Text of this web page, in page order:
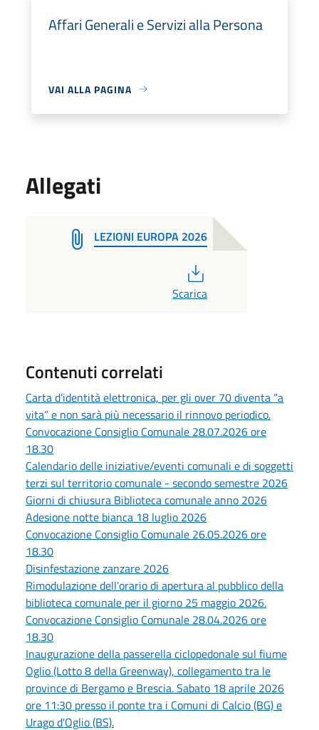
Affari Generali e Servizi alla Persona
VAI ALLA PAGINA
Allegati
LEZIONI EUROPA 2026
Scarica
Contenuti correlati
Carta d’identità elettronica, per gli over 70 diventa “a
vita” e non sarà più necessario il rinnovo periodico.
Convocazione Consiglio Comunale 28.07.2026 ore
18.30
Calendario delle iniziative/eventi comunali e di soggetti
terzi sul territorio comunale - secondo semestre 2026
Giorni di chiusura Biblioteca comunale anno 2026
Adesione notte bianca 18 luglio 2026
Convocazione Consiglio Comunale 26.05.2026 ore
18.30
Disinfestazione zanzare 2026
Rimodulazione dell'orario di apertura al pubblico della
biblioteca comunale per il giorno 25 maggio 2026.
Convocazione Consiglio Comunale 28.04.2026 ore
18.30
Inaugurazione della passerella ciclopedonale sul fiume
Oglio (Lotto 8 della Greenway), collegamento tra le
province di Bergamo e Brescia. Sabato 18 aprile 2026
ore 11:30 presso il ponte tra i Comuni di Calcio (BG) e
Urago d'Oglio (BS).